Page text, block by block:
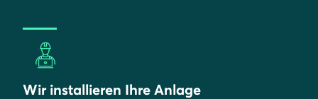
Wir installieren Ihre Anlage